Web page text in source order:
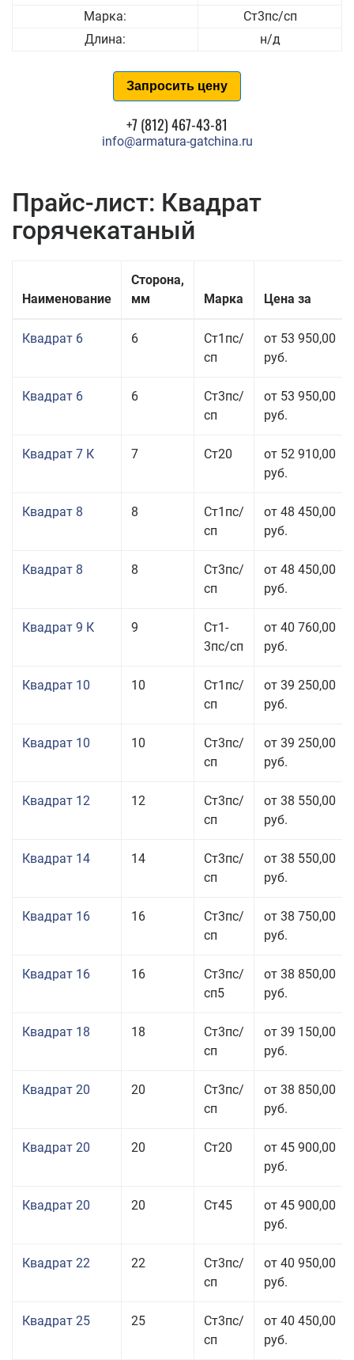
Марка:
Ст3пс/сп
Длина:
н/д
Запросить цену
+7 (812) 467-43-81
info@armatura-gatchina.ru
Прайс-лист: Квадрат
горячекатаный
Наименование
Сторона,
мм
Марка Цена за
Квадрат 6 6
Ст1пс/
сп
от 53 950,00
руб.
Квадрат 6 6
Ст3пс/
сп
от 53 950,00
руб.
Квадрат 7 К 7 Ст20
от 52 910,00
руб.
Квадрат 8 8
Ст1пс/
сп
от 48 450,00
руб.
Квадрат 8 8
Ст3пс/
сп
от 48 450,00
руб.
Квадрат 9 К 9
Ст1-
3пс/сп
от 40 760,00
руб.
Квадрат 10 10
Ст1пс/
сп
от 39 250,00
руб.
Квадрат 10 10
Ст3пс/
сп
от 39 250,00
руб.
Квадрат 12 12
Ст3пс/
сп
от 38 550,00
руб.
Квадрат 14 14
Ст3пс/
сп
от 38 550,00
руб.
Квадрат 16 16
Ст3пс/
сп
от 38 750,00
руб.
Квадрат 16 16
Ст3пс/
сп5
от 38 850,00
руб.
Квадрат 18 18
Ст3пс/
сп
от 39 150,00
руб.
Квадрат 20 20
Ст3пс/
сп
от 38 850,00
руб.
Квадрат 20 20 Ст20
от 45 900,00
руб.
Квадрат 20 20 Ст45
от 45 900,00
руб.
Квадрат 22 22
Ст3пс/
сп
от 40 950,00
руб.
Квадрат 25 25
Ст3пс/
сп
от 40 450,00
руб.